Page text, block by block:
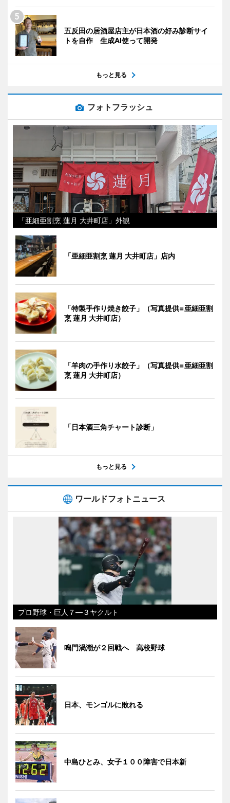
五反田の居酒屋店主が日本酒の好み診断サイ
トを自作 生成AI使って開発
もっと見る
フォトフラッシュ
「亜細亜割烹 蓮月 大井町店」外観
「亜細亜割烹 蓮月 大井町店」店内
「特製手作り焼き餃子」（写真提供=亜細亜割
烹 蓮月 大井町店）
「羊肉の手作り水餃子」（写真提供=亜細亜割
烹 蓮月 大井町店）
「日本酒三角チャート診断」
もっと見る
ワールドフォトニュース
プロ野球・巨人７―３ヤクルト
鳴門渦潮が２回戦へ 高校野球
日本、モンゴルに敗れる
中島ひとみ、女子１００障害で日本新